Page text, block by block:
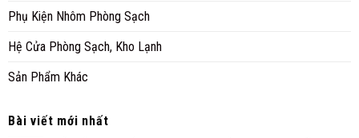
Phụ Kiện Nhôm Phòng Sạch
Hệ Cửa Phòng Sạch, Kho Lạnh
Sản Phẩm Khác
Bài viết mới nhất